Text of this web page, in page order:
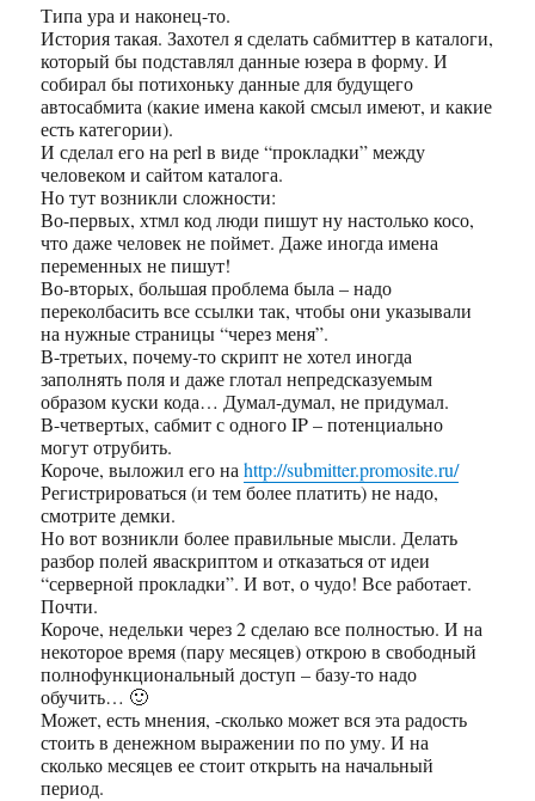
Типа ура и наконец-то.
История такая. Захотел я сделать сабмиттер в каталоги,
который бы подставлял данные юзера в форму. И
собирал бы потихоньку данные для будущего
автосабмита (какие имена какой смсыл имеют, и какие
есть категории).
И сделал его на perl в виде “прокладки” между
человеком и сайтом каталога.
Но тут возникли сложности:
Во-первых, хтмл код люди пишут ну настолько косо,
что даже человек не поймет. Даже иногда имена
переменных не пишут!
Во-вторых, большая проблема была – надо
переколбасить все ссылки так, чтобы они указывали
на нужные страницы “через меня”.
В-третьих, почему-то скрипт не хотел иногда
заполнять поля и даже глотал непредсказуемым
образом куски кода… Думал-думал, не придумал.
В-четвертых, сабмит с одного IP – потенциально
могут отрубить.
Короче, выложил его наhttp://submitter.promosite.ru/
Регистрироваться (и тем более платить) не надо,
смотрите демки.
Но вот возникли более правильные мысли. Делать
разбор полей яваскриптом и отказаться от идеи
“серверной прокладки”. И вот, о чудо! Все работает.
Почти.
Короче, недельки через 2 сделаю все полностью. И на
некоторое время (пару месяцев) открою в свободный
полнофункциональный доступ – базу-то надо
обучить… 🙂
Может, есть мнения, -сколько может вся эта радость
стоить в денежном выражении по по уму. И на
сколько месяцев ее стоит открыть на начальный
период.